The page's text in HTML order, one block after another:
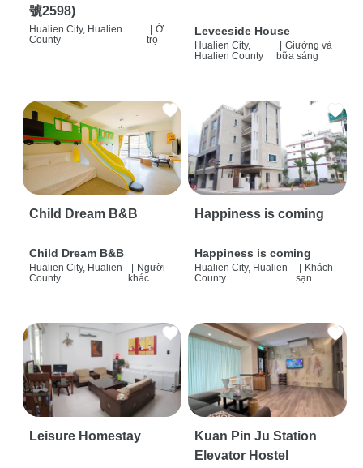
號2598)
Hualien City, Hualien
County
Ở
trọ
Leveeside House
Hualien City,
Hualien County
Giường và
bữa sáng
Child Dream B&B
Child Dream B&B
Hualien City, Hualien
County
Người
khác
Happiness is coming
Happiness is coming
Hualien City, Hualien
County
Khách
sạn
Leisure Homestay
Kuan Pin Ju Station
Elevator Hostel